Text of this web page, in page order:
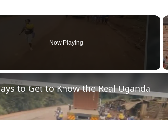
Now Playing
to Get to Know the Real Uganda